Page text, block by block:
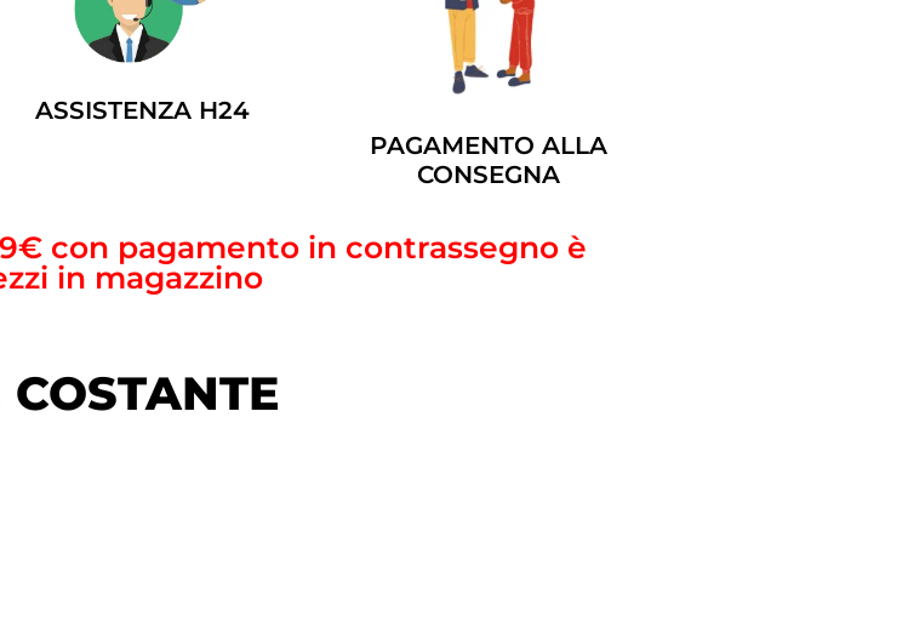
ASSISTENZA H24
PAGAMENTO ALLA
CONSEGNA
con pagamento in contrassegno è
in magazzino